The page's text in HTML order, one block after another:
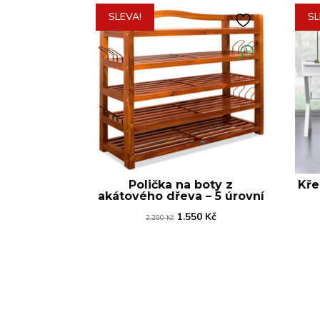
SLEVA!
Polička na boty z
akátového dřeva – 5 úrovní
2.200Kč Původní
1.550 KčAktuální